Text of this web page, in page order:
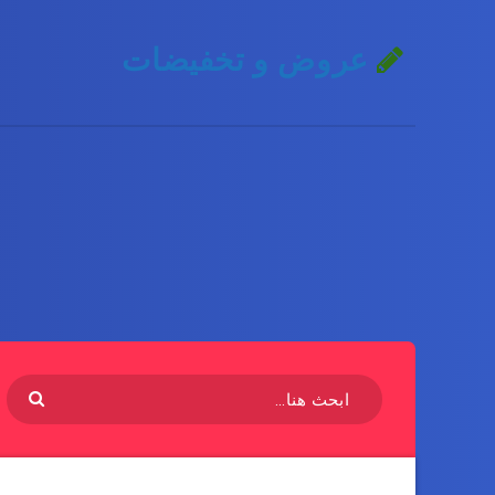
عروض و تخفيضات